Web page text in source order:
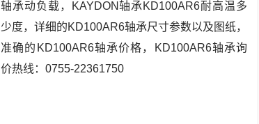
轴承动负载，KAYDON轴承KD100AR6耐高温多
少度，详细的KD100AR6轴承尺寸参数以及图纸，
准确的KD100AR6轴承价格，KD100AR6轴承询
价热线：0755-22361750